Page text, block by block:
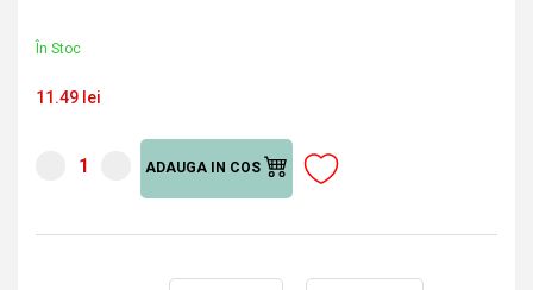
În Stoc
11.49 lei
ADAUGA IN COS